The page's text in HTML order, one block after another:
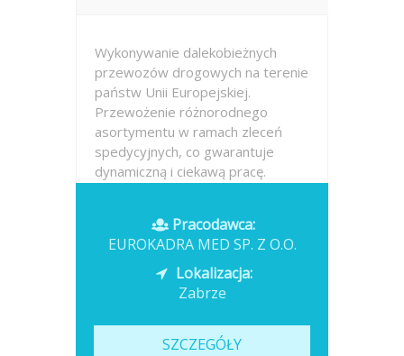
Wykonywanie dalekobieżnych
przewozów drogowych na terenie
państw Unii Europejskiej.
Przewożenie różnorodnego
asortymentu w ramach zleceń
spedycyjnych, co gwarantuje
dynamiczną i ciekawą pracę.
Opublikowano: dzisiaj
Pracodawca:
EUROKADRA MED SP. Z O.O.
Lokalizacja:
Zabrze
SZCZEGÓŁY